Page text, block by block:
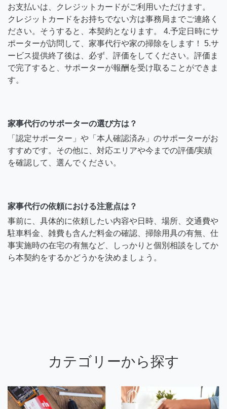
お支払いは、クレジットカードがご利用いただけます。
クレジットカードをお持ちでない方は事務局までご連絡く
ださい。そうすると、本契約となります。 4.予定日時にサ
ポーターが訪問して、家事代行や家の掃除をします！ 5.サ
ービス提供終了後は、必ず、評価をしてください。評価ま
で完了すると、サポーターが報酬を受け取ることができま
す。
家事代行のサポーターの選び方は？
「認定サポーター」や「本人確認済み」のサポーターがお
すすめです。その他に、対応エリアや今までの評価/実績
を確認して、選んでください。
家事代行の依頼における注意点は？
事前に、具体的に依頼したい内容や日時、場所、交通費や
駐車料金、雑費も含んだ料金の確認、掃除用具の有無、仕
事実施時の在宅の有無など、しっかりと個別相談をしてか
ら本契約をするかどうかを決めましょう。
カテゴリーから探す